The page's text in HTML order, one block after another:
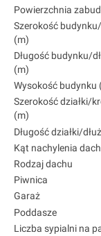
Powierzchnia
Szerokość
(m)
Długość budynku/
(m)
Wysokość budynku
Szerokość działki/
(m)
Długość działki/
Kąt nachylenia
Rodzaj dachu
Piwnica
Garaż
Poddasze
Liczba sypialni na